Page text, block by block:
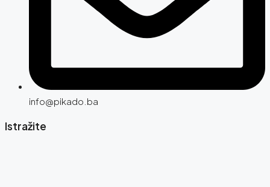
info@pikado.ba
Istražite